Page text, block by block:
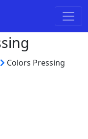
Colors Pressing